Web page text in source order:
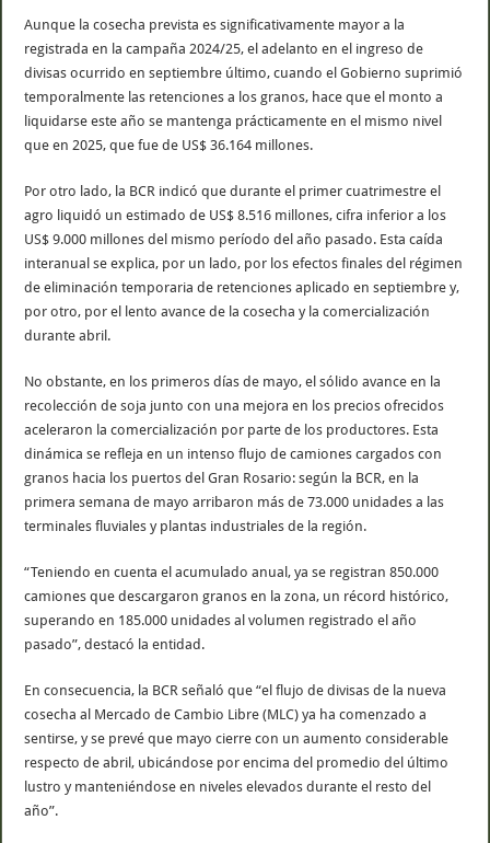
Aunque la cosecha prevista es significativamente mayor a la
registrada en la campaña 2024/25, el adelanto en el ingreso de
divisas ocurrido en septiembre último, cuando el Gobierno suprimió
temporalmente las retenciones a los granos, hace que el monto a
liquidarse este año se mantenga prácticamente en el mismo nivel
que en 2025, que fue de US$ 36.164 millones.
Por otro lado, la BCR indicó que durante el primer cuatrimestre el
agro liquidó un estimado de US$ 8.516 millones, cifra inferior a los
US$ 9.000 millones del mismo período del año pasado. Esta caída
interanual se explica, por un lado, por los efectos finales del régimen
de eliminación temporaria de retenciones aplicado en septiembre y,
por otro, por el lento avance de la cosecha y la comercialización
durante abril.
No obstante, en los primeros días de mayo, el sólido avance en la
recolección de soja junto con una mejora en los precios ofrecidos
aceleraron la comercialización por parte de los productores. Esta
dinámica se refleja en un intenso flujo de camiones cargados con
granos hacia los puertos del Gran Rosario: según la BCR, en la
primera semana de mayo arribaron más de 73.000 unidades a las
terminales fluviales y plantas industriales de la región.
“Teniendo en cuenta el acumulado anual, ya se registran 850.000
camiones que descargaron granos en la zona, un récord histórico,
superando en 185.000 unidades al volumen registrado el año
pasado”, destacó la entidad.
En consecuencia, la BCR señaló que “el flujo de divisas de la nueva
cosecha al Mercado de Cambio Libre (MLC) ya ha comenzado a
sentirse, y se prevé que mayo cierre con un aumento considerable
respecto de abril, ubicándose por encima del promedio del último
lustro y manteniéndose en niveles elevados durante el resto del
año”.